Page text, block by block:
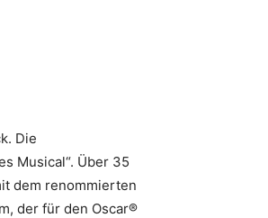
Die
Musical“. Über 35
dem renommierten
der für den Oscar®